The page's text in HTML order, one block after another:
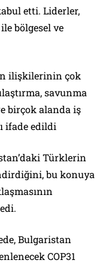
etti. Liderler,
bölgesel ve
ilişkilerinin çok
savunma
birçok alanda iş
ifade edildi
Türklerin
bu konuya
Bulgaristan
COP31